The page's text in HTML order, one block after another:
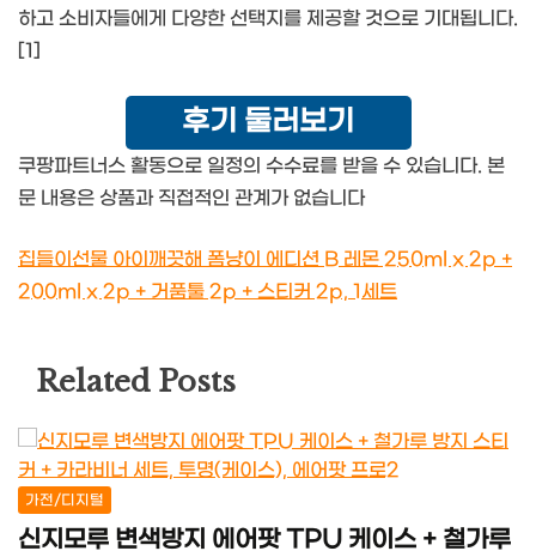
하고 소비자들에게 다양한 선택지를 제공할 것으로 기대됩니다.
[1]
후기 둘러보기
쿠팡파트너스 활동으로 일정의 수수료를 받을 수 있습니다. 본
문 내용은 상품과 직접적인 관계가 없습니다
집들이선물 아이깨끗해 폼냥이 에디션 B 레몬 250ml x 2p +
200ml x 2p + 거품툴 2p + 스티커 2p, 1세트
Related Posts
가전/디지털
신지모루 변색방지 에어팟 TPU 케이스 + 철가루